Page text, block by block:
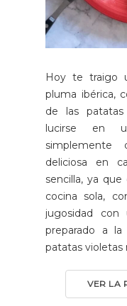
Hoy te traigo
pluma ibérica,
de las
lucirse en
deliciosa en
sencilla, ya
cocina sola,
jugosidad
preparado a
patatas violetas
VER LA